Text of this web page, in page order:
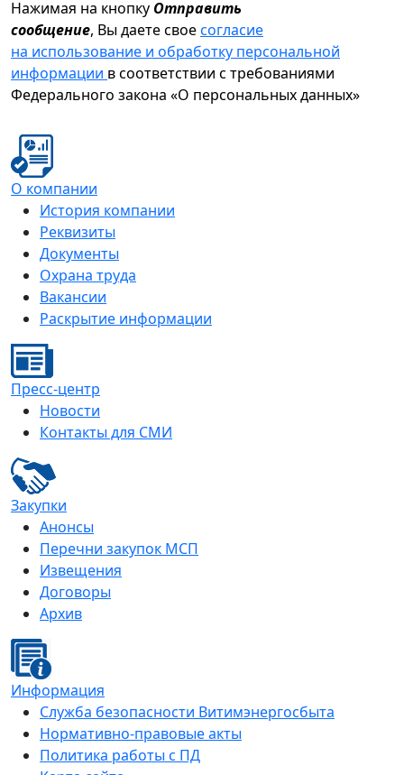
Нажимая на кнопку Отправить
сообщение, Вы даете своесогласие
на использование и обработку персональной
информации в соответствии с требованиями
Федерального закона «О персональных данных»
О компании
История компании
Реквизиты
Документы
Охрана труда
Вакансии
Раскрытие информации
Пресс-центр
Новости
Контакты для СМИ
Закупки
Анонсы
Перечни закупок МСП
Извещения
Договоры
Архив
Информация
Служба безопасности Витимэнергосбыта
Нормативно-правовые акты
Политика работы с ПД